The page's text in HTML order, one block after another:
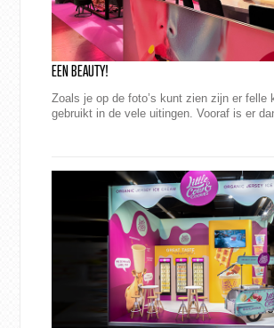
EEN BEAUTY!
Zoals je op de foto’s kunt zien zijn er felle
gebruikt in de vele uitingen. Vooraf is er